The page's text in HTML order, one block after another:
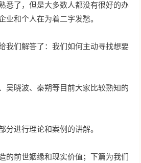
悉了，但是大多数人都没有很好的办
业和个人在为着二字发愁。
我们解答了：我们如何主动寻找想要
吴晓波、秦朔等目前大家比较熟知的
分进行理论和案例的讲解。
的前世姻缘和现实价值；下篇为我们